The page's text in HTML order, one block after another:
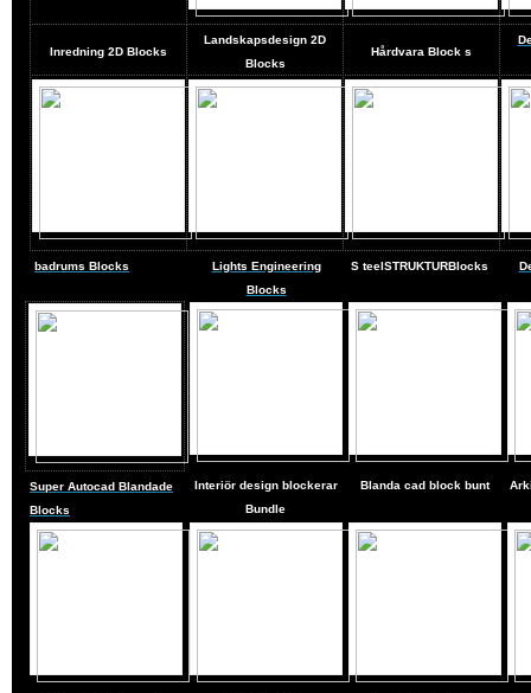
Inredning 2D Blocks
Landskapsdesign 2D
Blocks
Hårdvara Block s
badrums Blocks
Lights Engineering
Blocks
SteelSTRUKTURBlocks
Super Autocad Blandade
Blocks
Interiör design blockerar
Bundle
Blanda cad block bunt